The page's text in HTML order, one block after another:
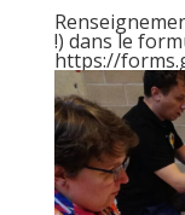
!) dans le
https://